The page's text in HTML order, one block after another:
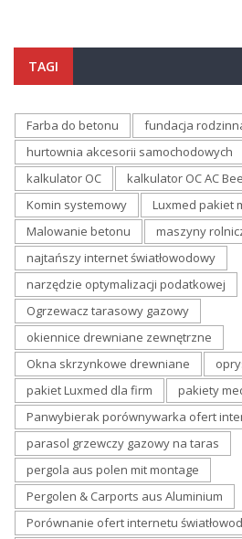
TAGI
Farba do betonu
fundacja
hurtownia akcesorii samochodowych
kalkulator OC
kalkulator OC AC
Komin systemowy
Luxmed pakiet
Malowanie betonu
maszyny
najtańszy internet światłowodowy
narzędzie optymalizacji podatkowej
Ogrzewacz tarasowy gazowy
okiennice drewniane zewnętrzne
Okna skrzynkowe drewniane
pakiet Luxmed dla firm
pakiety
Panwybierak porównywarka ofert
parasol grzewczy gazowy na taras
pergola aus polen mit montage
Pergolen & Carports aus Aluminium
Porównanie ofert internetu